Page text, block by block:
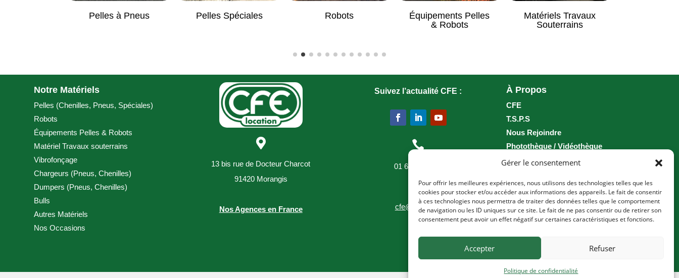
Gérer le consentement
Pour offrir les meilleures expériences, nous utilisons des technologies telles que les
cookies pour stocker et/ou accéder aux informations des appareils. Le fait de consentir
à ces technologies nous permettra de traiter des données telles que le comportement
de navigation ou les ID uniques sur ce site. Le fait de ne pas consentir ou de retirer son
consentement peut avoir un effet négatif sur certaines caractéristiques et fonctions.
Accepter Refuser
Politique de confidentialité
Pelles à Pneus Pelles Spéciales Robots
Équipements Pelles
& Robots
Matériels Travaux
Souterrains
Notre Matériels
Pelles (Chenilles, Pneus, Spéciales)
Robots
Équipements Pelles & Robots
Matériel Travaux souterrains
Vibrofonçage
Chargeurs (Pneus,Chenilles)
Dumpers (Pneus,Chenilles)
Bulls
Autres Matériels
Nos Occasions

13 bis rue de Docteur Charcot
91420 Morangis
Nos Agences en France
Suivez l’actualité CFE :

01 69 34 03 89

cfe@cfe-loc.fr
À Propos
CFE
T.S.P.S
Nous Rejoindre
Photothèque / Vidéothèque
Brochure
Conditions générales et assurances
Principes généraux de location
Mentions Légales